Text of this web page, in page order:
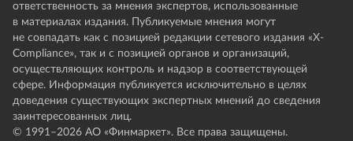
ответственность за мнения экспертов, использованные
в материалах издания. Публикуемые мнения могут
не совпадать как с позицией редакции сетевого издания «X-
Compliance», так и с позицией органов и организаций,
осуществляющих контроль и надзор в соответствующей
сфере. Информация публикуется исключительно в целях
доведения существующих экспертных мнений до сведения
заинтересованных лиц.
© 1991–2026 АО «Финмаркет». Все права защищены.